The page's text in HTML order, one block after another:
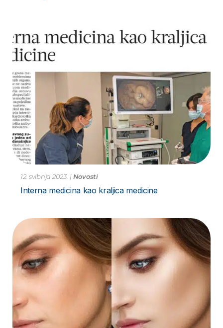
12. svibnja 2023. | Novosti
Interna medicina kao kraljica medicine